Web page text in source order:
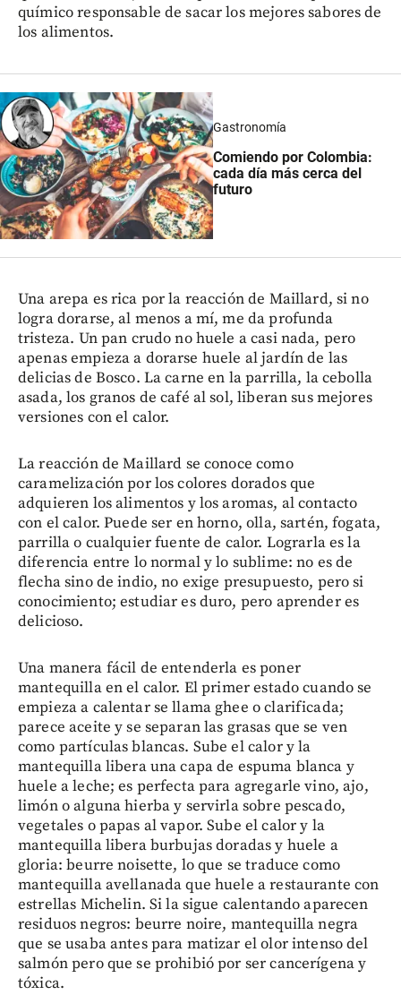
químico responsable de sacar los mejores sabores de
los alimentos.
Gastronomía
Comiendo por Colombia:
cada día más cerca del
futuro
Una arepa es rica por la reacción de Maillard, si no
logra dorarse, al menos a mí, me da profunda
tristeza. Un pan crudo no huele a casi nada, pero
apenas empieza a dorarse huele al jardín de las
delicias de Bosco. La carne en la parrilla, la cebolla
asada, los granos de café al sol, liberan sus mejores
versiones con el calor.
La reacción de Maillard se conoce como
caramelización por los colores dorados que
adquieren los alimentos y los aromas, al contacto
con el calor. Puede ser en horno, olla, sartén, fogata,
parrilla o cualquier fuente de calor. Lograrla es la
diferencia entre lo normal y lo sublime: no es de
flecha sino de indio, no exige presupuesto, pero si
conocimiento; estudiar es duro, pero aprender es
delicioso.
Una manera fácil de entenderla es poner
mantequilla en el calor. El primer estado cuando se
empieza a calentar se llama ghee o clarificada;
parece aceite y se separan las grasas que se ven
como partículas blancas. Sube el calor y la
mantequilla libera una capa de espuma blanca y
huele a leche; es perfecta para agregarle vino, ajo,
limón o alguna hierba y servirla sobre pescado,
vegetales o papas al vapor. Sube el calor y la
mantequilla libera burbujas doradas y huele a
gloria: beurre noisette, lo que se traduce como
mantequilla avellanada que huele a restaurante con
estrellas Michelin. Si la sigue calentando aparecen
residuos negros: beurre noire, mantequilla negra
que se usaba antes para matizar el olor intenso del
salmón pero que se prohibió por ser cancerígena y
tóxica.